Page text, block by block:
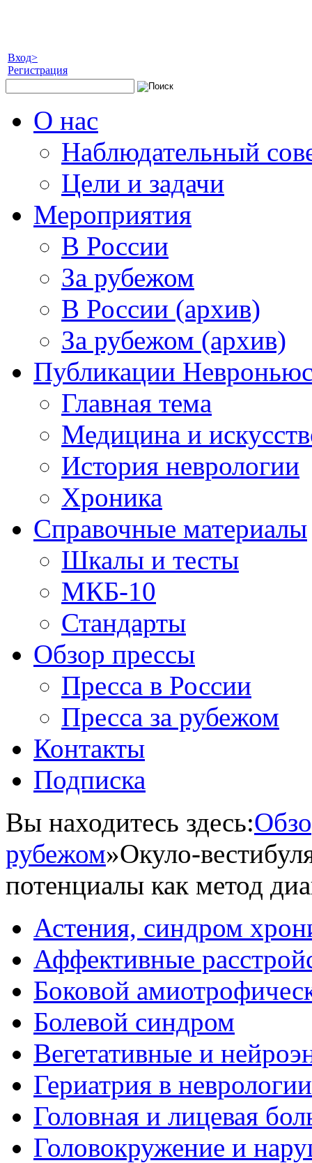
Вход>
Регистрация
О нас
Наблюдательный
Цели и задачи
Мероприятия
В России
За рубежом
В России (архив)
За рубежом (архив)
Публикации
Главная тема
Медицина и
История неврологии
Хроника
Справочные материалы
Шкалы и тесты
МКБ-10
Стандарты
Обзор прессы
Пресса в России
Пресса за рубежом
Контакты
Подписка
Вы находитесь здесь:
рубежом»Окуло-
потенциалы как метод
Астения, синдром
Аффективные
Боковой
Болевой синдром
Вегетативные и
Гериатрия в неврологии
Головная и лицевая
Головокружение и